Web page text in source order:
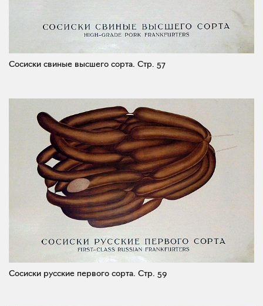
Сосиски свиные высшего сорта. Стр. 57
Сосиски русские первого сорта. Стр. 59